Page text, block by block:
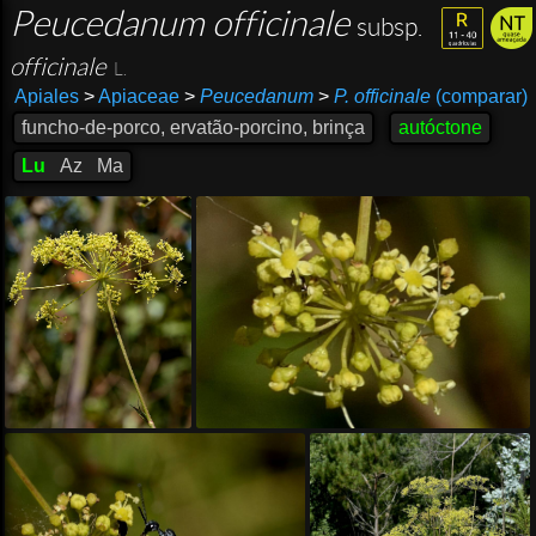
Peucedanum officinale subsp.
officinale
Apiales >Apiaceae > Peucedanum > P. officinale(comparar)
funcho-de-porco, ervatão-porcino, brinça
autóctone
Lu
Az Ma